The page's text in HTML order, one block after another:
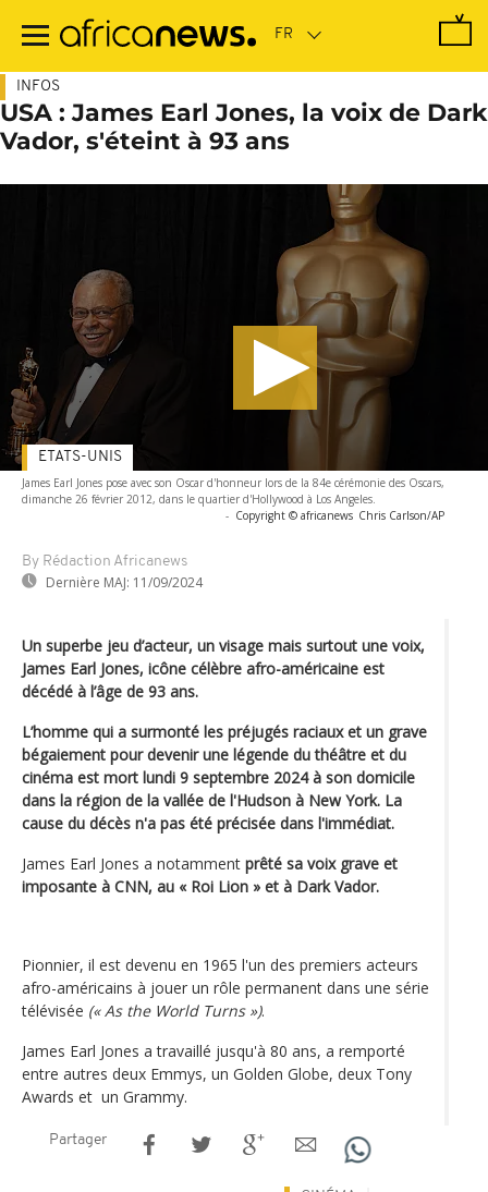
contenu
INFOS
USA : James Earl Jones, la voix de Dark
Vador, s'éteint à 93 ans
James Earl Jones pose avec son Oscar d'honneur lors de la 84e cérémonie des Oscars,
dimanche 26 février 2012, dans le quartier d'Hollywood à Los Angeles.
- Copyright © africanews Chris Carlson/AP
By Rédaction Africanews
Dernière MAJ: 11/09/2024
ETATS-UNIS
Un superbe jeu d’acteur, un visage mais surtout une voix,
James Earl Jones, icône célèbre afro-américaine est
décédé à l’âge de 93 ans.
L’homme qui a surmonté les préjugés raciaux et un grave
bégaiement pour devenir une légende du théâtre et du
cinéma est mort lundi 9 septembre 2024 à son domicile
dans la région de la vallée de l'Hudson à New York. La
cause du décès n'a pas été précisée dans l'immédiat.
James Earl Jones a notamment prêté sa voix grave et
imposante à CNN, au « Roi Lion » et à Dark Vador.
Pionnier, il est devenu en 1965 l'un des premiers acteurs
afro-américains à jouer un rôle permanent dans une série
télévisée (« As the World Turns »).
James Earl Jones a travaillé jusqu'à 80 ans, a remporté
entre autres deux Emmys, un Golden Globe, deux Tony
Awards et un Grammy.
Partager